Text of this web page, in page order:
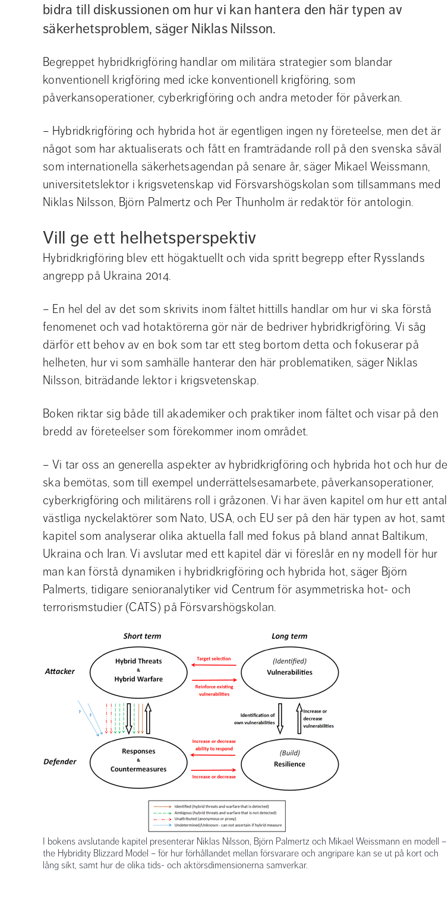
bidra till diskussionen om hur vi kan hantera den här typen av
säkerhetsproblem, säger Niklas Nilsson.
Begreppet hybridkrigföring handlar om militära strategier som blandar
konventionell krigföring med icke konventionell krigföring, som
påverkansoperationer, cyberkrigföring och andra metoder för påverkan.
– Hybridkrigföring och hybrida hot är egentligen ingen ny företeelse, men det är
något som har aktualiserats och fått en framträdande roll på den svenska såväl
som internationella säkerhetsagendan på senare år, säger Mikael Weissmann,
universitetslektor i krigsvetenskap vid Försvarshögskolan som tillsammans med
Niklas Nilsson, Björn Palmertz och Per Thunholm är redaktör för antologin.
Vill ge ett helhetsperspektiv
Hybridkrigföring blev ett högaktuellt och vida spritt begrepp efter Rysslands
angrepp på Ukraina 2014.
– En hel del av det som skrivits inom fältet hittills handlar om hur vi ska förstå
fenomenet och vad hotaktörerna gör när de bedriver hybridkrigföring. Vi såg
därför ett behov av en bok som tar ett steg bortom detta och fokuserar på
helheten, hur vi som samhälle hanterar den här problematiken, säger Niklas
Nilsson, biträdande lektor i krigsvetenskap.
Boken riktar sig både till akademiker och praktiker inom fältet och visar på den
bredd av företeelser som förekommer inom området.
– Vi tar oss an generella aspekter av hybridkrigföring och hybrida hot och hur de
ska bemötas, som till exempel underrättelsesamarbete, påverkansoperationer,
cyberkrigföring och militärens roll i gråzonen. Vi har även kapitel om hur ett antal
västliga nyckelaktörer som Nato, USA, och EU ser på den här typen av hot, samt
kapitel som analyserar olika aktuella fall med fokus på bland annat Baltikum,
Ukraina och Iran. Vi avslutar med ett kapitel där vi föreslår en ny modell för hur
man kan förstå dynamiken i hybridkrigföring och hybrida hot, säger Björn
Palmerts, tidigare senioranalytiker vid Centrum för asymmetriska hot- och
terrorismstudier (CATS) på Försvarshögskolan.
I bokens avslutande kapitel presenterar Niklas Nilsson, Björn Palmertz och Mikael Weissmann en modell –
the Hybridity Blizzard Model – för hur förhållandet mellan försvarare och angripare kan se ut på kort och
lång sikt, samt hur de olika tids- och aktörsdimensionerna samverkar.